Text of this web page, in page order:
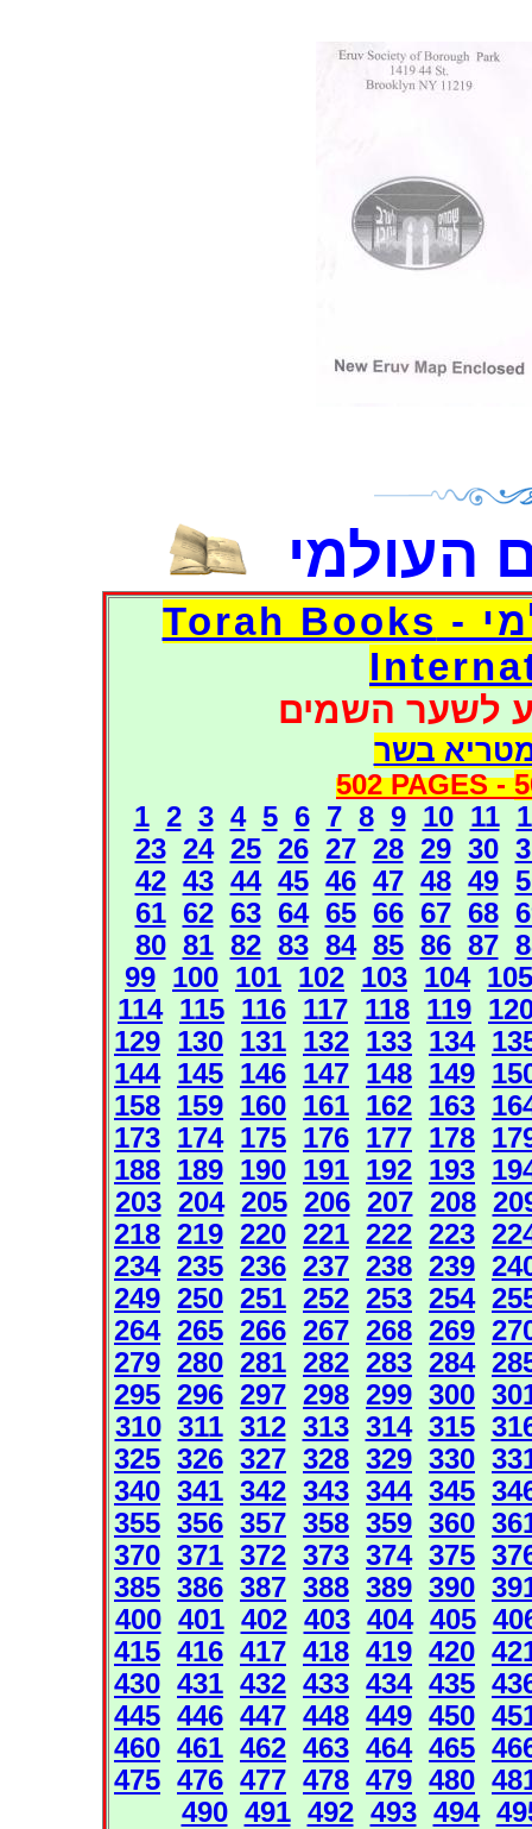
העולמי
דפי אוצר הספרים העולמי - Torah Books
לשער השמים
בשר
502 PAGES -
1 2 3 4 5 6 7 8 9 10 11
23 24 25 26 27 28 29 30
42 43 44 45 46 47 48 49
61 62 63 64 65 66 67 68
80 81 82 83 84 85 86 87
99 100 101 102 103 104 105
114 115 116 117 118 119
129 130 131 132 133 134
144 145 146 147 148 149
158 159 160 161 162 163
173 174 175 176 177 178
188 189 190 191 192 193
203 204 205 206 207 208
218 219 220 221 222 223
234 235 236 237 238 239
249 250 251 252 253 254
264 265 266 267 268 269
279 280 281 282 283 284
295 296 297 298 299 300
310 311 312 313 314 315
325 326 327 328 329 330
340 341 342 343 344 345
355 356 357 358 359 360
370 371 372 373 374 375
385 386 387 388 389 390
400 401 402 403 404 405
415 416 417 418 419 420
430 431 432 433 434 435
445 446 447 448 449 450
460 461 462 463 464 465
475 476 477 478 479 480
490 491 492 493 494